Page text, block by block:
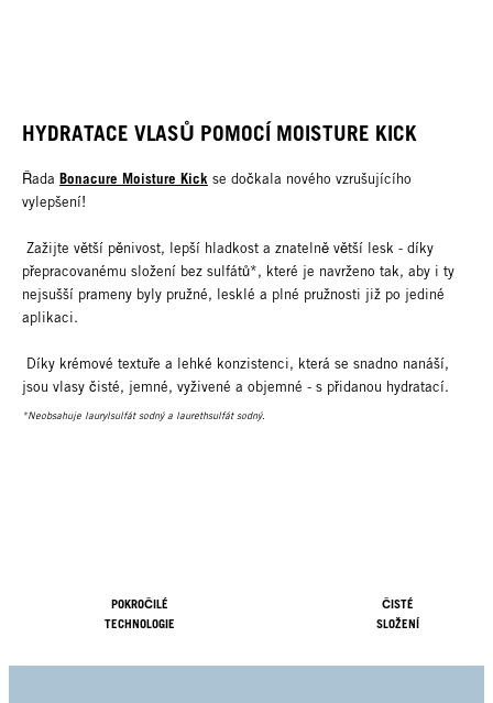
HYDRATACE VLASŮ POMOCÍ MOISTURE KICK
Řada Bonacure Moisture Kick se dočkala nového vzrušujícího
vylepšení!
Zažijte větší pěnivost, lepší hladkost a znatelně větší lesk - díky
přepracovanému složení bez sulfátů*, které je navrženo tak, aby i ty
nejsušší prameny byly pružné, lesklé a plné pružnosti již po jediné
aplikaci.
Díky krémové textuře a lehké konzistenci, která se snadno nanáší,
jsou vlasy čisté, jemné, vyživené a objemné - s přidanou hydratací.
*Neobsahuje laurylsulfát sodný a laurethsulfát sodný.
POKROČILÉ
TECHNOLOGIE
ČISTÉ
SLOŽENÍ